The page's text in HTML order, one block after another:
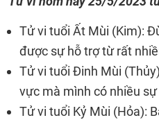
Tử vi tuổi Ất Mùi (Kim):
được sự hỗ trợ từ rất
Tử vi tuổi Đinh Mùi
vực mà mình có nhiều
Tử vi tuổi Kỷ Mùi (Hỏa):